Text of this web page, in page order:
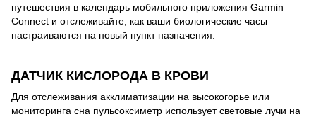
путешествия в календарь мобильного приложения Garmin
Connect и отслеживайте, как ваши биологические часы
настраиваются на новый пункт назначения.
ДАТЧИК КИСЛОРОДА В КРОВИ
Для отслеживания акклиматизации на высокогорье или
мониторинга сна пульсоксиметр использует световые лучи на